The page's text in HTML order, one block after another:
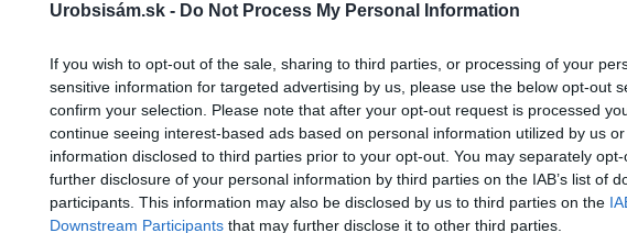
Urobsisám.sk - Do Not Process My Personal Information
If you wish to opt-out of the sale, sharing to third parties, or processing of your
sensitive information for targeted advertising by us, please use the below opt-out
confirm your selection. Please note that after your opt-out request is processed
continue seeing interest-based ads based on personal information utilized by us
information disclosed to third parties prior to your opt-out. You may separately
further disclosure of your personal information by third parties on the IAB’s list of
participants. This information may also be disclosed by us to third parties on the
Downstream Participants that may further disclose it to other third parties.